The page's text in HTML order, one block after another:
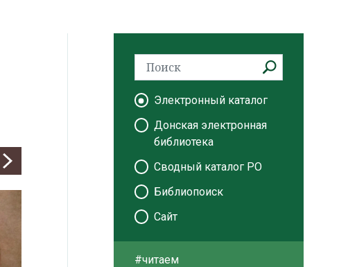
Электронный каталог
Донская электронная
библиотека
Сводный каталог РО
Библиопоиск
Сайт
#читаем